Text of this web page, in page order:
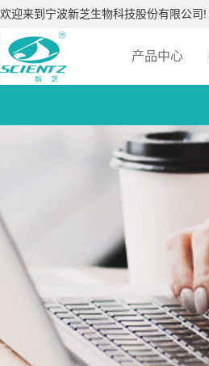
欢迎来到宁波新芝生物科技股份有限公司!
产品中心